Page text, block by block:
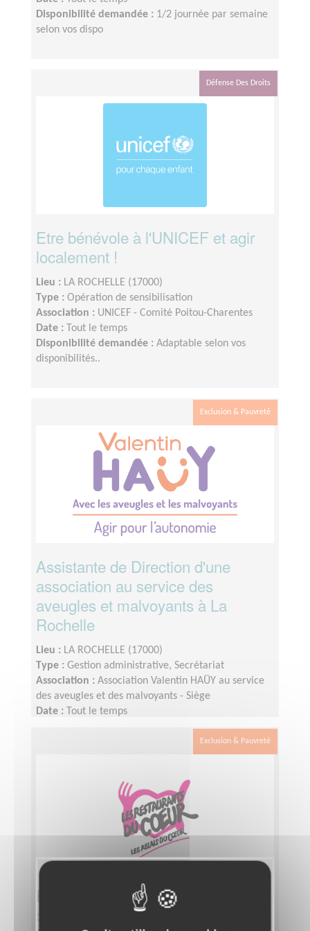
Disponibilité demandée : 1/2 journée par semaine
selon vos dispo
Défense Des Droits
Etre bénévole à l'UNICEF et agir
localement !
Lieu : LA ROCHELLE (17000)
Type : Opération de sensibilisation
Association : UNICEF - Comité Poitou-Charentes
Date :
Tout le temps
Disponibilité demandée : Adaptable selon vos
disponibilités..
Exclusion & Pauvreté
Assistante de Direction d'une
association au service des
aveugles et malvoyants à La
Rochelle
Lieu : LA ROCHELLE (17000)
Type : Gestion administrative, Secrétariat
Association : Association Valentin HAÜY au service
des aveugles et des malvoyants - Siège
Date :
Tout le temps
Quelques demi-journées
Exclusion & Pauvreté
Recherche de dons alimentaires
dans les Grandes et Moyennes